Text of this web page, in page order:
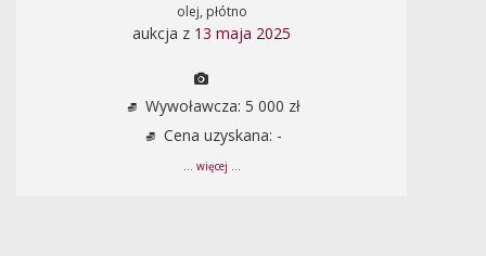
olej, płótno
aukcja z 13 maja 2025
Wywoławcza: 5 000 zł
Cena uzyskana: -
... więcej ...